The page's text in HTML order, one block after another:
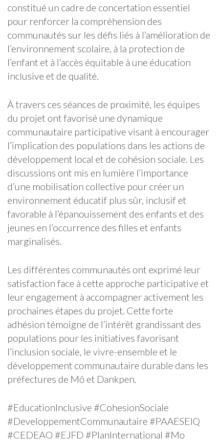
constitué un cadre de concertation essentiel
pour renforcer la compréhension des
communautés sur les défis liés à l’amélioration de
l’environnement scolaire, à la protection de
l’enfant et à l’accès équitable à une éducation
inclusive et de qualité.
À travers ces séances de proximité, les équipes
du projet ont favorisé une dynamique
communautaire participative visant à encourager
l’implication des populations dans les actions de
développement local et de cohésion sociale. Les
discussions ont mis en lumière l’importance
d’une mobilisation collective pour créer un
environnement éducatif plus sûr, inclusif et
favorable à l’épanouissement des enfants et des
jeunes en l’occurrence des filles et enfants
marginalisés.
Les différentes communautés ont exprimé leur
satisfaction face à cette approche participative et
leur engagement à accompagner activement les
prochaines étapes du projet. Cette forte
adhésion témoigne de l’intérêt grandissant des
populations pour les initiatives favorisant
l’inclusion sociale, le vivre-ensemble et le
développement communautaire durable dans les
préfectures de Mô et Dankpen.
#EducationInclusive #CohesionSociale
#DeveloppementCommunautaire #PAAESEIQ
#CEDEAO #EJFD #PlanInternational #Mo